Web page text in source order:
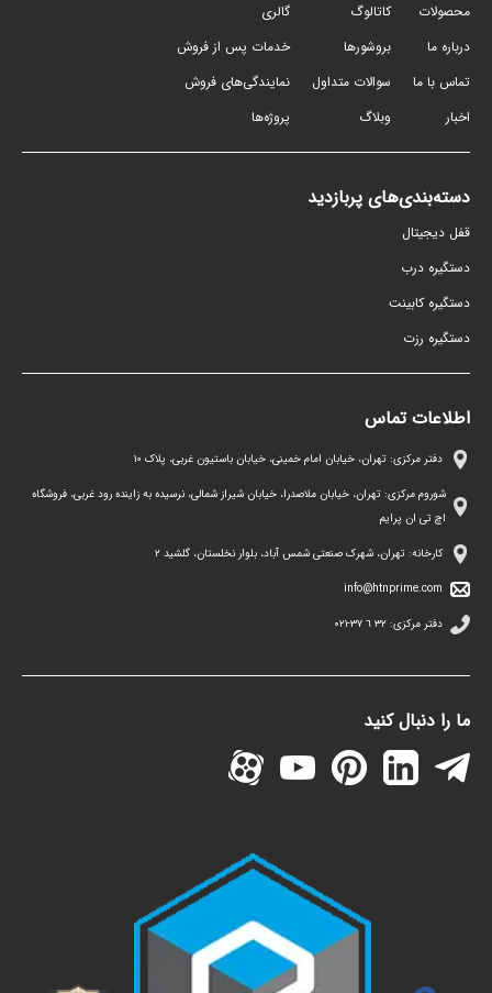
محصولات
درباره ما
تماس با ما
اخبار
کاتالوگ
بروشورها
سوالات متداول
وبلاگ
گالری
خدمات پس از فروش
نمایندگی‌های فروش
پروژه‌ها
دسته‌بندی‌های پربازدید
قفل دیجیتال
دستگیره درب
دستگیره کابینت
دستگیره رزت
اطلاعات تماس
دفتر مرکزی: تهران، خیابان امام خمینی، خیابان باستیون غربی، پلاک ١٠
شوروم مرکزی: تهران، خیابان ملاصدرا، خیابان شیراز شمالی، نرسیده به زاینده رود غربی، فروشگاه
اچ تی ان پرایم
کارخانه: تهران، شهرک صنعتی شمس آباد، بلوار نخلستان، گلشید ۲
info@htnprime.com
دفتر مرکزی: ٣٢ ٦ ٣٧-٠٢١
ما را دنبال کنید